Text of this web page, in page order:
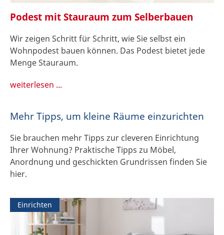
Podest mit Stauraum zum Selberbauen
Wir zeigen Schritt für Schritt, wie Sie selbst ein
Wohnpodest bauen können. Das Podest bietet jede
Menge Stauraum.
weiterlesen ...
Mehr Tipps, um kleine Räume einzurichten
Sie brauchen mehr Tipps zur cleveren Einrichtung
Ihrer Wohnung? Praktische Tipps zu Möbel,
Anordnung und geschickten Grundrissen finden Sie
hier.
Einrichten